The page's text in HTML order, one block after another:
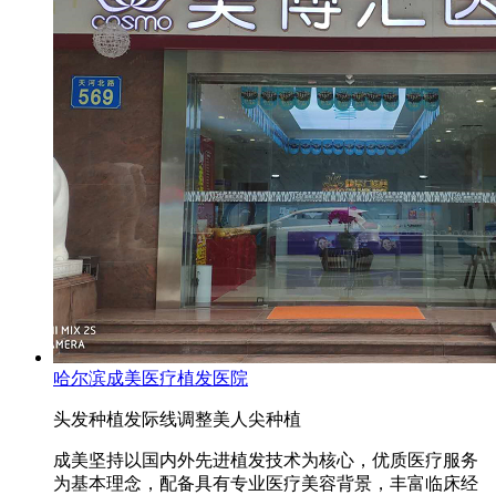
哈尔滨成美医疗植发医院
头发种植发际线调整美人尖种植
成美坚持以国内外先进植发技术为核心，优质医疗服务
为基本理念，配备具有专业医疗美容背景，丰富临床经